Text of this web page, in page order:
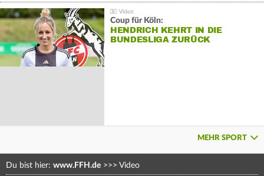
Coup für Köln:
HENDRICH KEHRT IN DIE
BUNDESLIGA ZURÜCK
MEHR SPORT
Du bist hier: www.FFH.de >>> Video